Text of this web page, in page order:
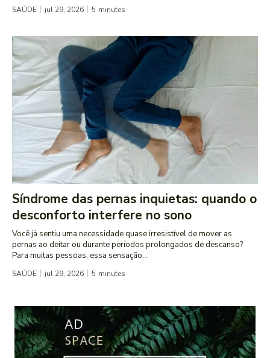
SAÚDE jul 29, 2026 5 minutes
Síndrome das pernas inquietas: quando o
desconforto interfere no sono
Você já sentiu uma necessidade quase irresistível de mover as
pernas ao deitar ou durante períodos prolongados de descanso?
Para muitas pessoas, essa sensação...
SAÚDE jul 29, 2026 5 minutes